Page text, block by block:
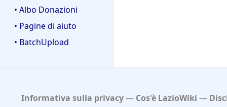
• Albo Donazioni
• Pagine di aiuto
• BatchUpload
Informativa sulla privacy Cos'è LazioWiki